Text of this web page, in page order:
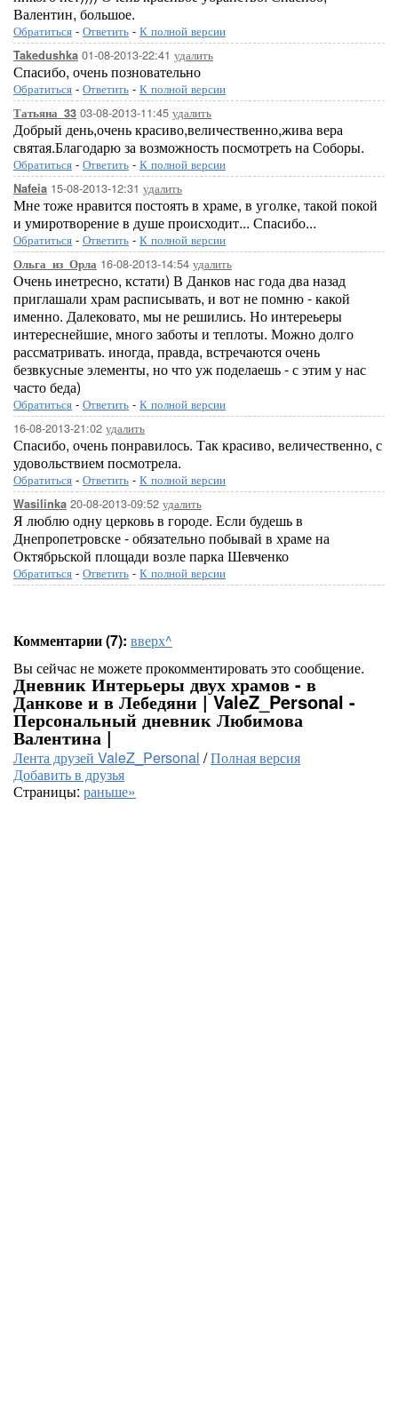
Валентин, большое.
Обратиться - Ответить - К полной версии
Takedushka 01-08-2013-22:41 удалить
Спасибо, очень позновательно
Обратиться - Ответить - К полной версии
Татьяна_33 03-08-2013-11:45 удалить
Добрый день,очень красиво,величественно,жива вера
святая.Благодарю за возможность посмотреть на Соборы.
Обратиться - Ответить - К полной версии
Nafeia 15-08-2013-12:31 удалить
Мне тоже нравится постоять в храме, в уголке, такой покой
и умиротворение в душе происходит... Спасибо...
Обратиться - Ответить - К полной версии
Ольга_из_Орла 16-08-2013-14:54 удалить
Очень инетресно, кстати) В Данков нас года два назад
приглашали храм расписывать, и вот не помню - какой
именно. Далековато, мы не решились. Но интереьеры
интереснейшие, много заботы и теплоты. Можно долго
рассматривать. иногда, правда, встречаются очень
безвкусные элементы, но что уж поделаешь - с этим у нас
часто беда)
Обратиться - Ответить - К полной версии
16-08-2013-21:02 удалить
Спасибо, очень понравилось. Так красиво, величественно, с
удовольствием посмотрела.
Обратиться - Ответить - К полной версии
Wasilinka 20-08-2013-09:52 удалить
Я люблю одну церковь в городе. Если будешь в
Днепропетровске - обязательно побывай в храме на
Октябрьской площади возле парка Шевченко
Обратиться - Ответить - К полной версии
Комментарии (7): вверх^
Вы сейчас не можете прокомментировать это сообщение.
Дневник Интерьеры двух храмов - в
Данкове и в Лебедяни | ValeZ_Personal -
Персональный дневник Любимова
Валентина |
Лента друзей ValeZ_Personal /Полная версия
Добавить в друзья
Страницы: раньше»